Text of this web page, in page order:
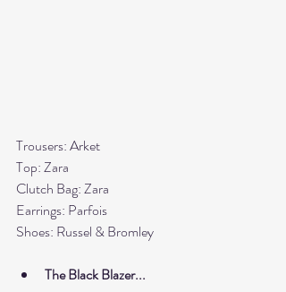
Trousers: Arket
Top: Zara
Clutch Bag: Zara
Earrings: Parfois
Shoes: Russel & Bromley
The Black Blazer...